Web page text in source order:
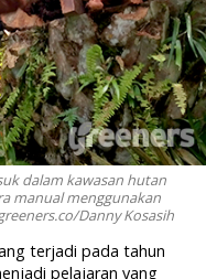
dalam kawasan hutan
manual menggunakan
Danny Kosasih
terjadi pada tahun
pelajaran yang